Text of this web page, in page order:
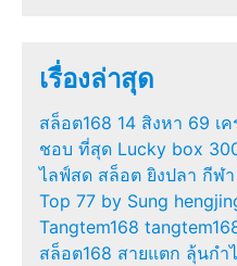
เรื่องล่าสุด
สล็อต168 14 สิงหา 69 เ
ชอบ ที่สุด Lucky box
ไลฟ์สด สล็อต ยิงปลา กีฬ
Top 77 by Sung
Tangtem168
สล็อต168 สายแตก ลุ้นกำ